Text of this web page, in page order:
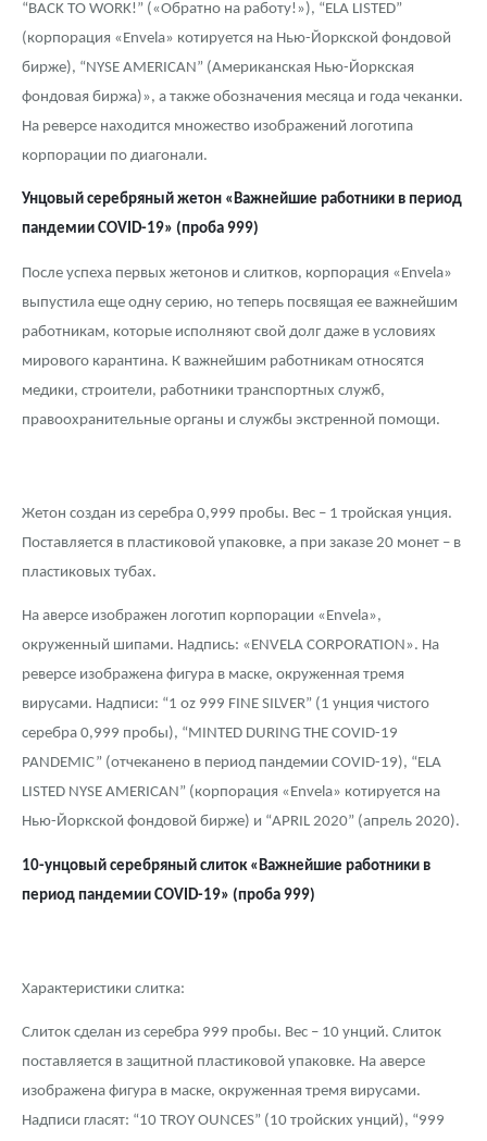
“BACK TO WORK!” («Обратно на работу!»), “ELA LISTED”
(корпорация «Envela» котируется на Нью-Йоркской фондовой
бирже), “NYSE AMERICAN” (Американская Нью-Йоркская
фондовая биржа)», а также обозначения месяца и года чеканки.
На реверсе находится множество изображений логотипа
корпорации по диагонали.
Унцовый серебряный жетон «Важнейшие работники в период
пандемии COVID-19» (проба 999)
После успеха первых жетонов и слитков, корпорация «Envela»
выпустила еще одну серию, но теперь посвящая ее важнейшим
работникам, которые исполняют свой долг даже в условиях
мирового карантина. К важнейшим работникам относятся
медики, строители, работники транспортных служб,
правоохранительные органы и службы экстренной помощи.
Жетон создан из серебра 0,999 пробы. Вес – 1 тройская унция.
Поставляется в пластиковой упаковке, а при заказе 20 монет – в
пластиковых тубах.
На аверсе изображен логотип корпорации «Envela»,
окруженный шипами. Надпись: «ENVELA CORPORATION». На
реверсе изображена фигура в маске, окруженная тремя
вирусами. Надписи: “1 oz 999 FINE SILVER” (1 унция чистого
серебра 0,999 пробы), “MINTED DURING THE COVID-19
PANDEMIC” (отчеканено в период пандемии COVID-19), “ELA
LISTED NYSE AMERICAN” (корпорация «Envela» котируется на
Нью-Йоркской фондовой бирже) и “APRIL 2020” (апрель 2020).
10-унцовый серебряный слиток «Важнейшие работники в
период пандемии COVID-19» (проба 999)
Характеристики слитка:
Слиток сделан из серебра 999 пробы. Вес – 10 унций. Слиток
поставляется в защитной пластиковой упаковке. На аверсе
изображена фигура в маске, окруженная тремя вирусами.
Надписи гласят: “10 TROY OUNCES” (10 тройских унций), “999